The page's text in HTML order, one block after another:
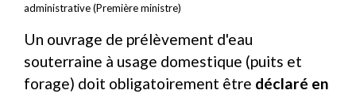
administrative (Première ministre)
Un ouvrage de prélèvement d'eau
souterraine à usage domestique (puits et
forage) doit obligatoirement être déclaré en